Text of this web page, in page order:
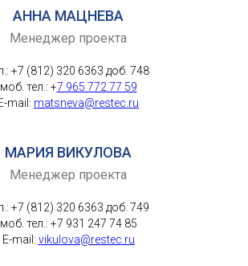
АННА МАЦНЕВА
Менеджер проекта
+7 (812) 320 6363 доб. 748
моб. тел.: +7 965 772 77 59
mail: matsneva@restec.ru
МАРИЯ ВИКУЛОВА
Менеджер проекта
+7 (812) 320 6363 доб. 749
моб. тел.: +7 931 247 74 85
E-mail: vikulova@restec.ru